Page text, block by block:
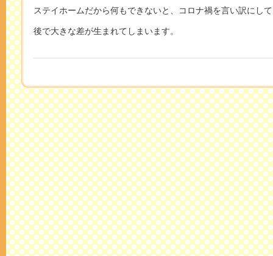
ステイホームだから何もできないと、コロナ禍を言い訳にし
後で大きな差が生まれてしまいます。